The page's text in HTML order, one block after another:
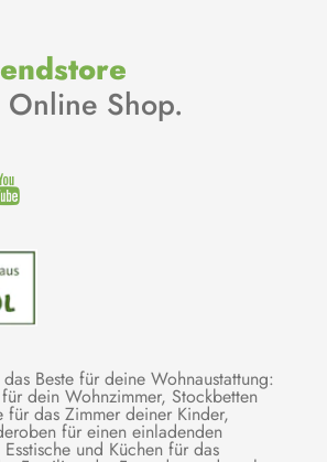
Shop.
Beste für deine Wohnaustattung:
dein Wohnzimmer, Stockbetten
für das Zimmer deiner Kinder,
für einen einladenden
und Küchen für das